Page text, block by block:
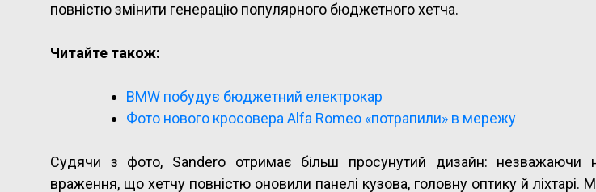
повністю змінити генерацію популярного бюджетного хетча.
Читайте також:
BMW побудує бюджетний електрокар
Фото нового кросовера Alfa Romeo «потрапили» в мережу
Судячи з фото, Sandero отримає більш просунутий дизайн: незважаючи
враження, що хетчу повністю оновили панелі кузова, головну оптику й ліхтарі.